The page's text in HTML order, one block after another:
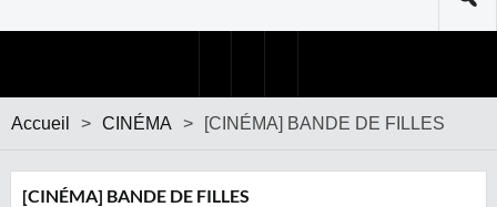
Accueil > CINÉMA > [CINÉMA] BANDE DE FILLES
[CINÉMA] BANDE DE FILLES